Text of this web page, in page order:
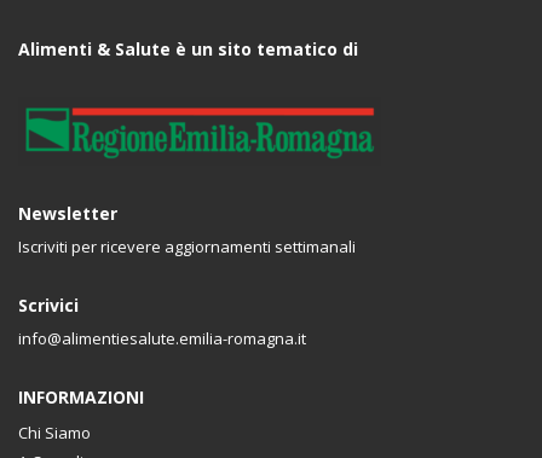
Alimenti & Salute è un sito tematico di
Newsletter
Iscriviti per ricevere aggiornamenti settimanali
Scrivici
info@alimentiesalute.emilia-romagna.it
INFORMAZIONI
Chi Siamo